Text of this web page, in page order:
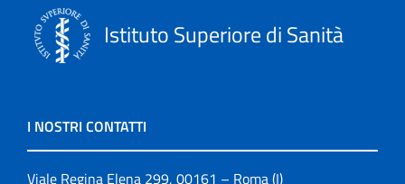
Istituto Superiore di Sanità
I NOSTRI CONTATTI
Viale Regina Elena 299, 00161 – Roma (I)